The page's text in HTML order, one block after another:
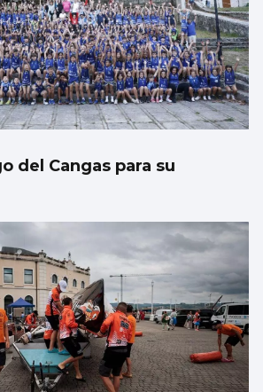
a David Sueiro hasta 2029
de sirena
del Cangas para su